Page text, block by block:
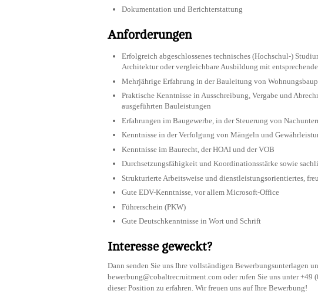
Dokumentation und Berichterstattung
Anforderungen
Erfolgreich abgeschlossenes technisches (Hochschul-)
Architektur oder vergleichbare Ausbildung mit
Mehrjährige Erfahrung in der Bauleitung von
Praktische Kenntnisse in Ausschreibung, Vergabe und
ausgeführten Bauleistungen
Erfahrungen im Baugewerbe, in der Steuerung von
Kenntnisse in der Verfolgung von Mängeln und
Kenntnisse im Baurecht, der HOAI und der VOB
Durchsetzungsfähigkeit und Koordinationsstärke sowie
Strukturierte Arbeitsweise und dienstleistungsorientiertes,
Gute EDV-Kenntnisse, vor allem Microsoft-Office
Führerschein (PKW)
Gute Deutschkenntnisse in Wort und Schrift
Interesse geweckt?
Dann senden Sie uns Ihre vollständigen Bewerbungsunterlagen
bewerbung@cobaltrecruitment.com oder rufen Sie uns unter +49
dieser Position zu erfahren. Wir freuen uns auf Ihre Bewerbung!